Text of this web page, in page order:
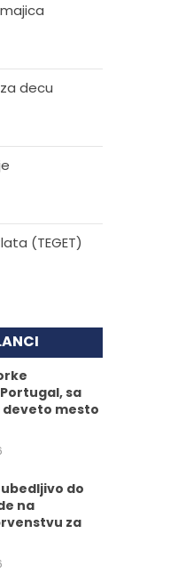
decu
(TEGET)
sa
deveto mesto
do
na
za